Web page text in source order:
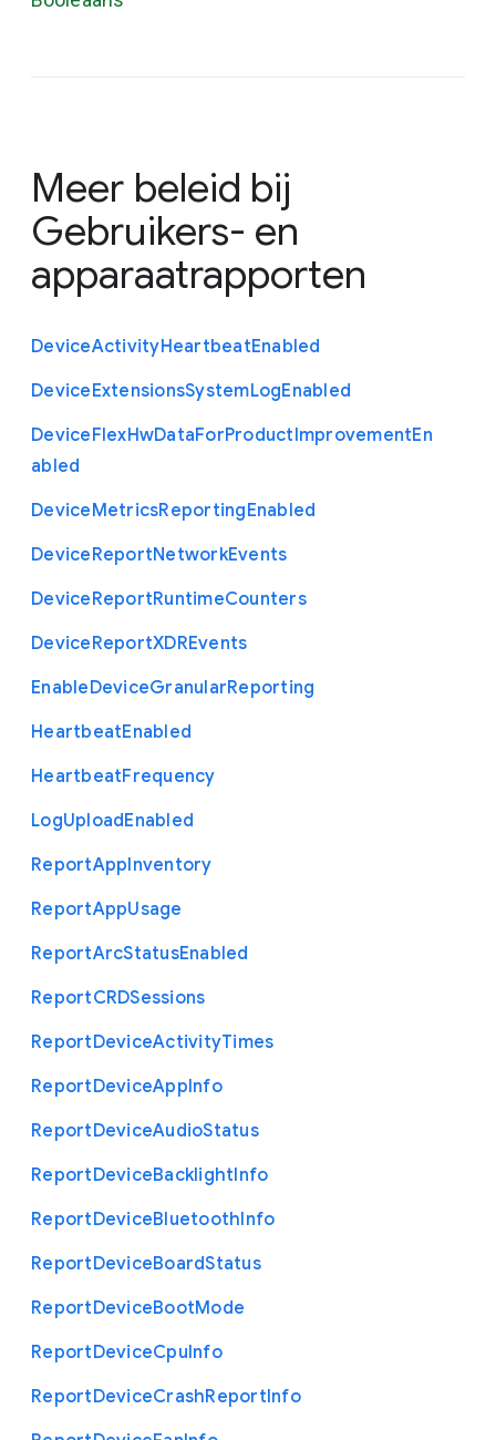
Meer beleid bij
Gebruikers- en
apparaatrapporten
DeviceActivityHeartbeatEnabled
DeviceExtensionsSystemLogEnabled
DeviceFlexHwDataForProductImprovementEn
abled
DeviceMetricsReportingEnabled
DeviceReportNetworkEvents
DeviceReportRuntimeCounters
DeviceReportXDREvents
EnableDeviceGranularReporting
HeartbeatEnabled
HeartbeatFrequency
LogUploadEnabled
ReportAppInventory
ReportAppUsage
ReportArcStatusEnabled
ReportCRDSessions
ReportDeviceActivityTimes
ReportDeviceAppInfo
ReportDeviceAudioStatus
ReportDeviceBacklightInfo
ReportDeviceBluetoothInfo
ReportDeviceBoardStatus
ReportDeviceBootMode
ReportDeviceCpuInfo
ReportDeviceCrashReportInfo